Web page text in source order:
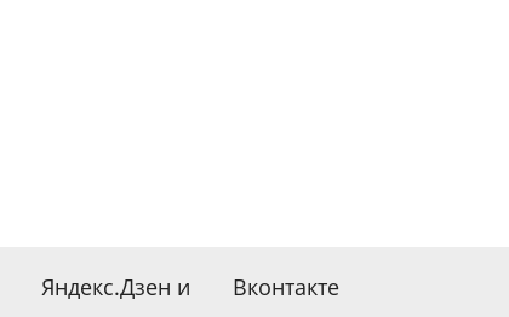
Яндекс.Дзен и Вконтакте